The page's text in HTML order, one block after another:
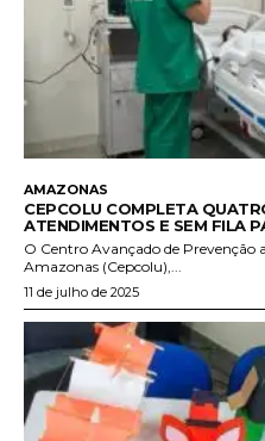
AMAZONAS
CEPCOLU COMPLETA
ATENDIMENTOS E SEM FILA
O Centro Avançado de Prevenção
Amazonas (Cepcolu),...
11 de julho de 2025